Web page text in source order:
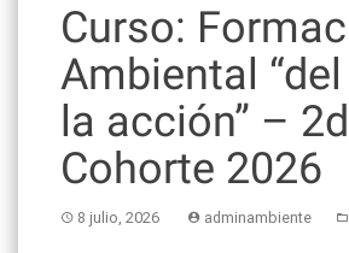
Curso:
Ambiental
la acción” –
Cohorte 2026
8 julio, 2026 adminambiente